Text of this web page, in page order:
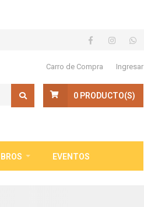
Carro de Compra Ingresar
0 PRODUCTO(S)
EVENTOS